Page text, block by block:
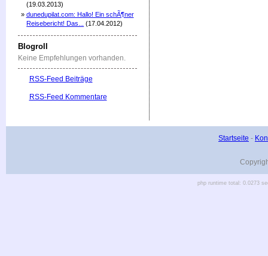
(19.03.2013)
» dunedupilat.com: Hallo! Ein schÃ¶ner
Reisebericht! Das...
(17.04.2012)
Blogroll
Keine Empfehlungen vorhanden.
RSS-Feed Beiträge
RSS-Feed Kommentare
Startseite -
php runtime total: 0.0273